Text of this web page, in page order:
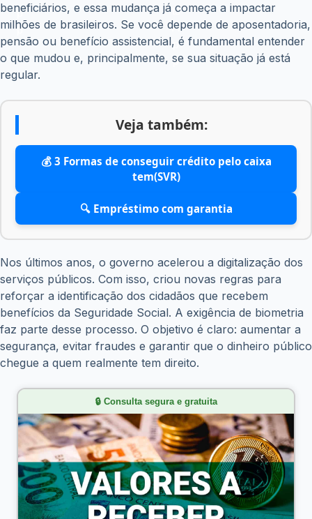
beneficiários, e essa mudança já começa a impactar
milhões de brasileiros. Se você depende de aposentadoria,
pensão ou benefício assistencial, é fundamental entender
o que mudou e, principalmente, se sua situação já está
regular.
Veja também:
💰 3 Formas de conseguir crédito pelo caixa
tem(SVR)
🔍 Empréstimo com garantia
Nos últimos anos, o governo acelerou a digitalização dos
serviços públicos. Com isso, criou novas regras para
reforçar a identificação dos cidadãos que recebem
benefícios da Seguridade Social. A exigência de biometria
faz parte desse processo. O objetivo é claro: aumentar a
segurança, evitar fraudes e garantir que o dinheiro público
chegue a quem realmente tem direito.
🔒 Consulta segura e gratuita